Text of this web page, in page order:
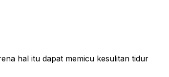
hal itu dapat memicu kesulitan tidur